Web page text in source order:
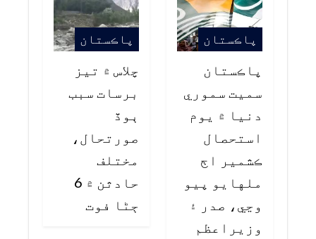
پاڪستان
پاڪستان
سميت سموري
دنيا ۾ يوم
استحصال
ڪشمير اڄ
ملهايو پيو
وڃي، صدر ۽
وزيراعظم
پاڪستان
چلاس ۾ تيز
برسات سبب
ٻوڏ
صورتحال،
مختلف
حادثن ۾ 6
ڄڻا فوت